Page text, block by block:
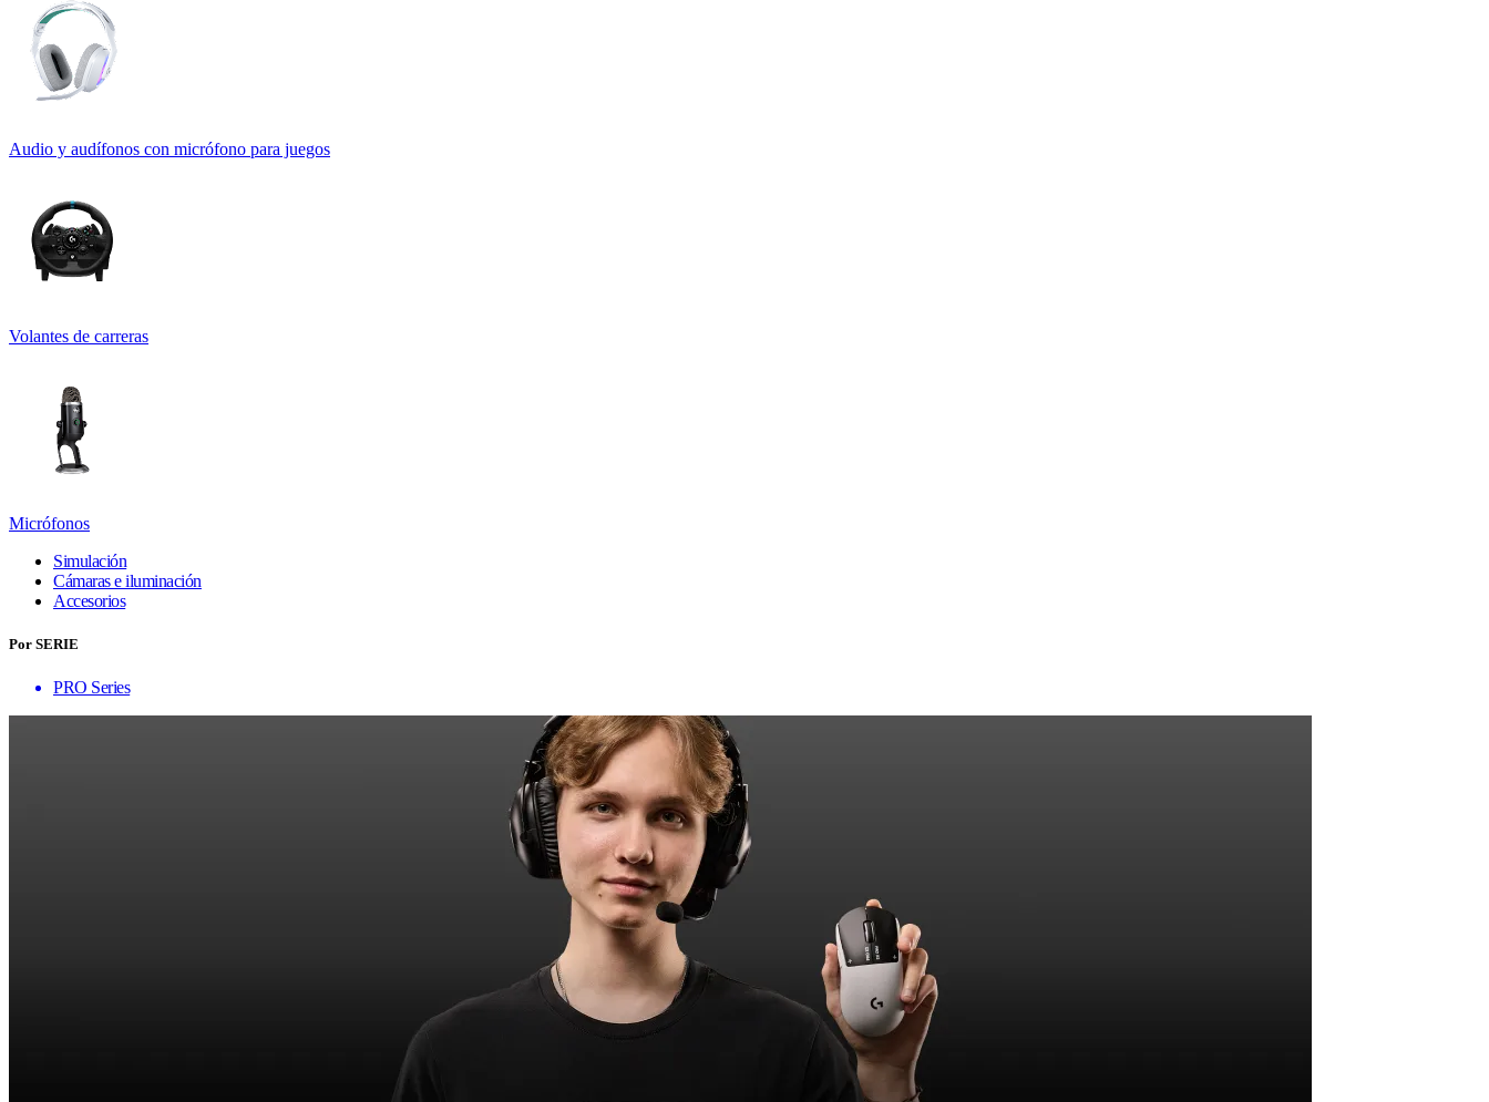
Audio y audífonos con micrófono para juegos
Volantes de carreras
Micrófonos
Simulación
Cámaras e iluminación
Accesorios
Por SERIE
PRO Series